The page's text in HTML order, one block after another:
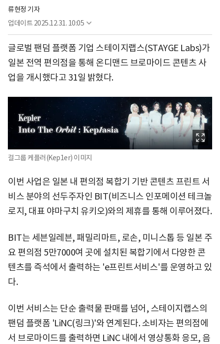
류현정 기자
업데이트 2025.12.31. 10:05
글로벌 팬덤 플랫폼 기업 스테이지랩스(STAYGE Labs)가
일본 전역 편의점을 통해 온디맨드 브로마이드 콘텐츠 사
업을 개시했다고 31일 밝혔다.
걸그룹 케플러(Kep1er) 이미지
이번 사업은 일본 내 편의점 복합기 기반 콘텐츠 프린트 서
비스 분야의 선두주자인 BIT(비즈니스 인포메이션 테크놀
로지, 대표 야마구치 유키오)와의 제휴를 통해 이루어졌다.
BIT는 세븐일레븐, 패밀리마트, 로손, 미니스톱 등 일본 주
요 편의점 5만7000여 곳에 설치된 복합기에서 다양한 콘
텐츠를 즉석에서 출력하는 'e프린트서비스'를 운영하고 있
다.
이번 서비스는 단순 출력물 판매를 넘어, 스테이지랩스의
팬덤 플랫폼 'LiNC(링크)'와 연계된다. 소비자는 편의점에
서 브로마이드를 출력하면 LiNC 내에서 영상통화 응모, 음